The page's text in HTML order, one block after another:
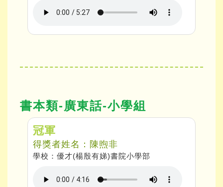
書本類-廣東話-小學組
冠軍
得獎者姓名：陳煦非
學校：優才(楊殷有娣)書院小學部